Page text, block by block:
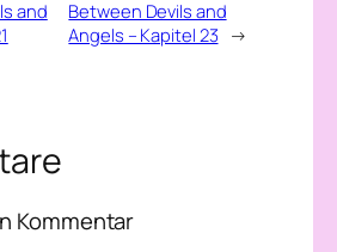
and
Between Devils and
Angels – Kapitel 23 →
Kommentar